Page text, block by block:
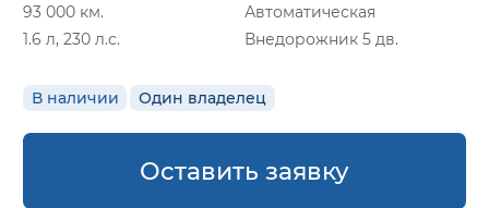
93 000 км.
Автоматическая
1.6 л, 230 л.с.
Внедорожник 5 дв.
В наличии Один владелец
Оставить заявку